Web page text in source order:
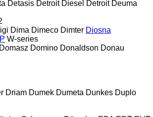
Detasis Detroit Diesel Detroit Deuma
Dima Dimeco Dimter Diosna
W-series
Domasz Domino Donaldson Donau
Driam Dumek Dumeta Dunkes Duplo